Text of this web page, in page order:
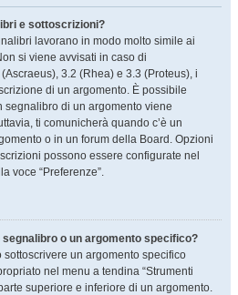
e sottoscrizioni?
lavorano in modo molto simile ai
si viene avvisati in caso di
3.2 (Rhea) e 3.3 (Proteus), i
di un argomento. È possibile
di un argomento viene
ti comunicherà quando c’è un
o in un forum della Board. Opzioni
possono essere configurate nel
voce “Preferenze”.
o un argomento specifico?
un argomento specifico
nel menu a tendina “Strumenti
superiore e inferiore di un argomento.